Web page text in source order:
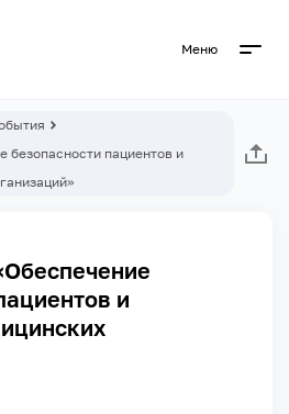
Меню
безопасности пациентов и
и